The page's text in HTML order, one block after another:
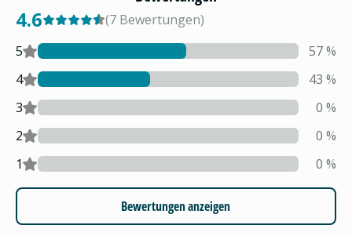
4.6 (7 Bewertungen)
5
57%
4
43 %
3
0 %
2
0 %
1
0 %
Bewertungen anzeigen